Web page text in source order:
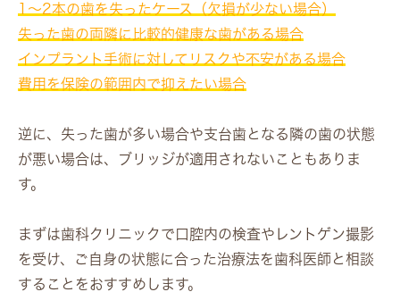
1〜2本の歯を失ったケース（欠損が少ない場合）
失った歯の両隣に比較的健康な歯がある場合
インプラント手術に対してリスクや不安がある場合
費用を保険の範囲内で抑えたい場合
逆に、失った歯が多い場合や支台歯となる隣の歯の状態
が悪い場合は、ブリッジが適用されないこともありま
す。
まずは歯科クリニックで口腔内の検査やレントゲン撮影
を受け、ご自身の状態に合った治療法を歯科医師と相談
することをおすすめします。